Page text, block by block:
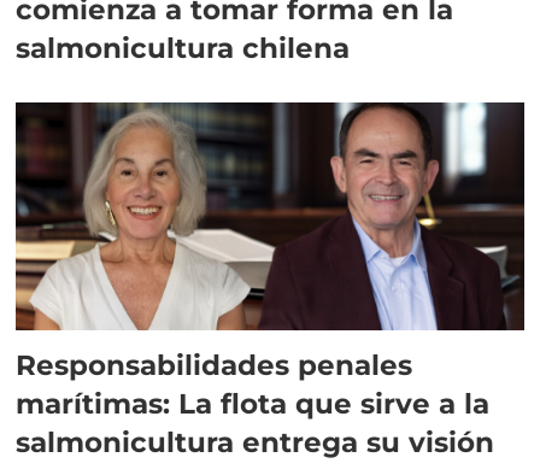
comienza a tomar forma en la
salmonicultura chilena
Responsabilidades penales
marítimas: La flota que sirve a la
salmonicultura entrega su visión